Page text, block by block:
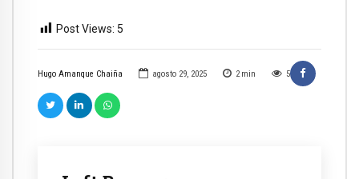
Hugo Amanque Chaiña agosto 29, 2025 2 min 5
Post Views: 5